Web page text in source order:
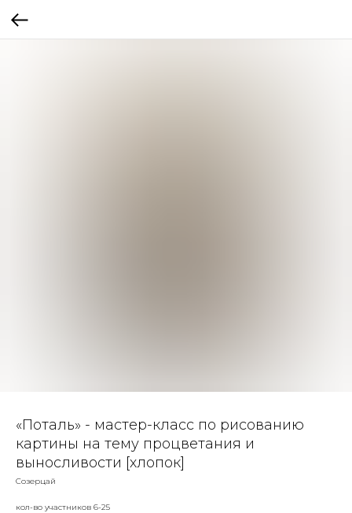
«Поталь» - мастер-класс по рисованию
картины на тему процветания и
выносливости [хлопок]
Созерцай
кол-во участников 6-25